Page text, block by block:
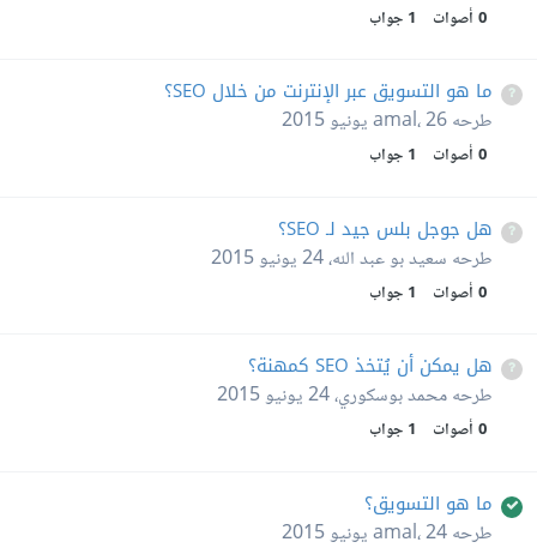
0 أصوات 1 جواب
ما هو التسويق عبر الإنترنت من خلال SEO؟
طرحه amal،26 يونيو 2015
0 أصوات 1 جواب
هل جوجل بلس جيد لـ SEO؟
طرحه سعيد بو عبد الله،24 يونيو 2015
0 أصوات 1 جواب
هل يمكن أن يُتخذ SEO كمهنة؟
طرحهمحمد بوسكوري،24 يونيو 2015
0 أصوات 1 جواب
ما هو التسويق؟
طرحه amal،24 يونيو 2015